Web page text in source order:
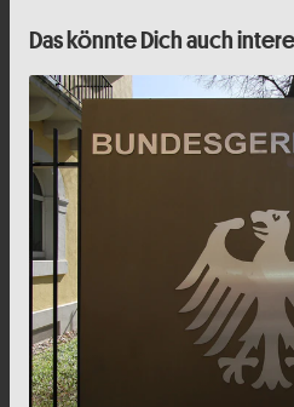
Das könnte Dich auch